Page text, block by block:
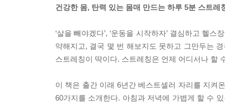
건강한 몸, 탄력 있는 몸매 만드는 하루 5분 스트레
‘살을 빼야겠다’, ‘운동을 시작하자’ 결심하고 헬
약해지고, 결국 몇 번 해보지도 못하고 그만두는
스트레칭이 딱이다. 스트레칭은 언제 어디서나 할
이 책은 출간 이래 6년간 베스트셀러 자리를 지켜
60가지를 소개한다. 아침과 저녁에 가볍게 할 수